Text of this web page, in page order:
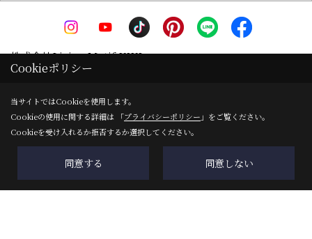
株式会社Living Motif KIKI
〒519-0142
三重県亀山市天神1丁目2-11-1
TEL：0120-090-035/ 0595-83-0700
FAX：0595-82-8540
＜営業時間＞8:00～17:00
＜定休日＞ＧＷ・夏季・年末年始
Cookieポリシー
当サイトではCookieを使用します。
Cookieの使用に関する詳細は 「プライバシーポリシー 」をご覧ください。
Cookieを受け入れるか拒否するか選択してください。
同意する 同意しない